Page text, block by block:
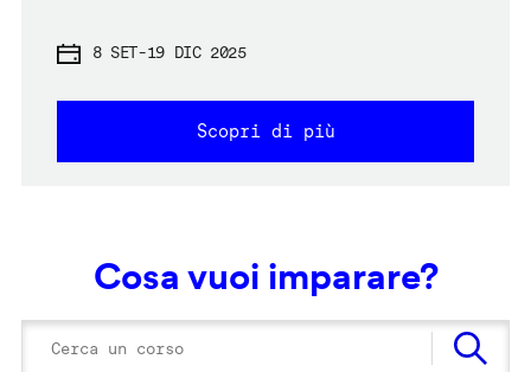
8 SET-19 DIC 2025
Scopri di più
Cosa vuoi imparare?